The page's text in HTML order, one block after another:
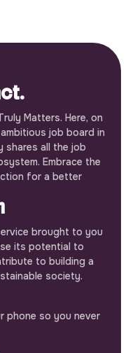
Matters. Here, on
job board in
shares all the job
Embrace the
for a better
brought to you
its potential to
to building a
society.
phone so you never